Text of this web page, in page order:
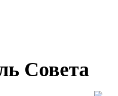
Совета